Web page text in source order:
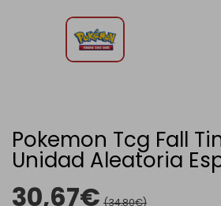
Pokemon Tcg Fall
Unidad Aleatoria
30,67€ (34,80€)